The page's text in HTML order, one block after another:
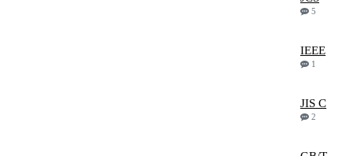
5
IEEE
1
JIS C
2